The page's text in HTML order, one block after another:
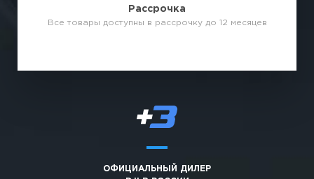
Рассрочка
Все товары доступны в рассрочку до 12 месяцев
ОФИЦИАЛЬНЫЙ ДИЛЕР